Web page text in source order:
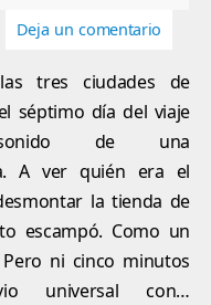
Deja un comentario
tres ciudades de
séptimo día del viaje
de una
A ver quién era el
la tienda de
escampó. Como un
ni cinco minutos
universal con…